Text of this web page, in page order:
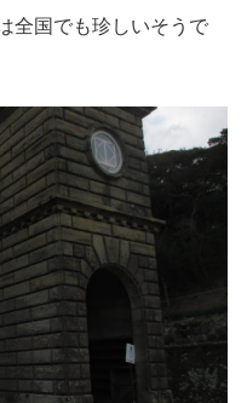
全国でも珍しいそうで